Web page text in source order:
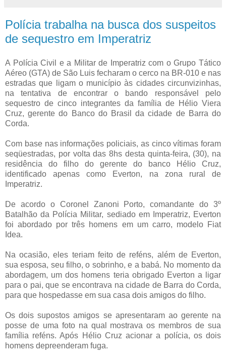
Polícia trabalha na busca dos suspeitos
de sequestro em Imperatriz
A Polícia Civil e a Militar de Imperatriz com o Grupo Tático
Aéreo (GTA) de São Luis fecharam o cerco na BR-010 e nas
estradas que ligam o município às cidades circunvizinhas,
na tentativa de encontrar o bando responsável pelo
sequestro de cinco integrantes da família de Hélio Viera
Cruz, gerente do Banco do Brasil da cidade de Barra do
Corda.
Com base nas informações policiais, as cinco vítimas foram
seqüestradas, por volta das 8hs desta quinta-feira, (30), na
residência do filho do gerente do banco Hélio Cruz,
identificado apenas como Everton, na zona rural de
Imperatriz.
De acordo o Coronel Zanoni Porto, comandante do 3º
Batalhão da Polícia Militar, sediado em Imperatriz, Everton
foi abordado por três homens em um carro, modelo Fiat
Idea.
Na ocasião, eles teriam feito de reféns, além de Everton,
sua esposa, seu filho, o sobrinho, e a babá. No momento da
abordagem, um dos homens teria obrigado Everton a ligar
para o pai, que se encontrava na cidade de Barra do Corda,
para que hospedasse em sua casa dois amigos do filho.
Os dois supostos amigos se apresentaram ao gerente na
posse de uma foto na qual mostrava os membros de sua
família reféns. Após Hélio Cruz acionar a polícia, os dois
homens depreenderam fuga.